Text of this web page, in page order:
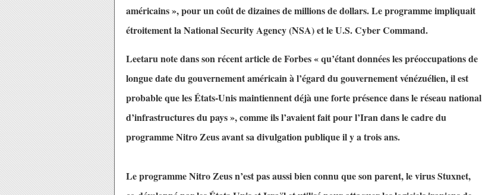
américains », pour un coût de dizaines de millions de dollars. Le programme impliquait
étroitement la National Security Agency (NSA) et le U.S. Cyber Command.
Leetaru note dans son récent article de Forbes « qu’étant données les préoccupations de
longue date du gouvernement américain à l’égard du gouvernement vénézuélien, il est
probable que les États-Unis maintiennent déjà une forte présence dans le réseau national
d’infrastructures du pays », comme ils l’avaient fait pour l’Iran dans le cadre du
programme Nitro Zeus avant sa divulgation publique il y a trois ans.
Le programme Nitro Zeus n’est pas aussi bien connu que son parent, le virus Stuxnet,